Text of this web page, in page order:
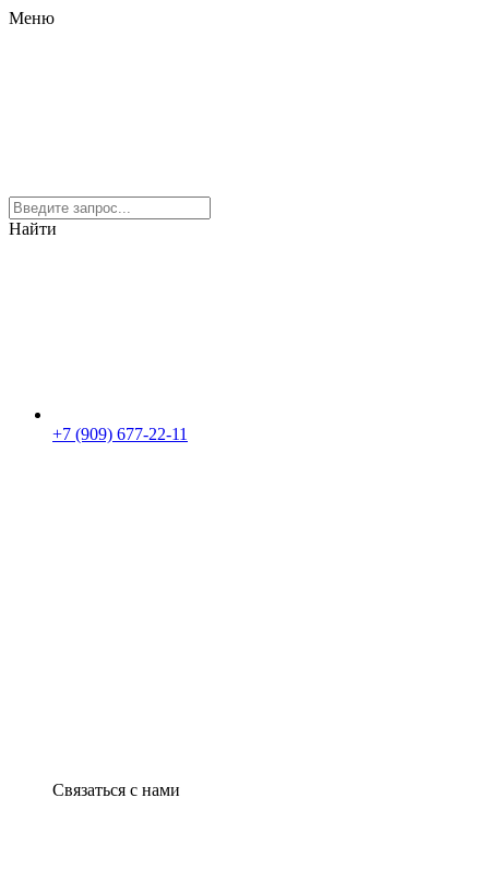
Меню
Найти
+7 (909) 677-22-11
Связаться с нами